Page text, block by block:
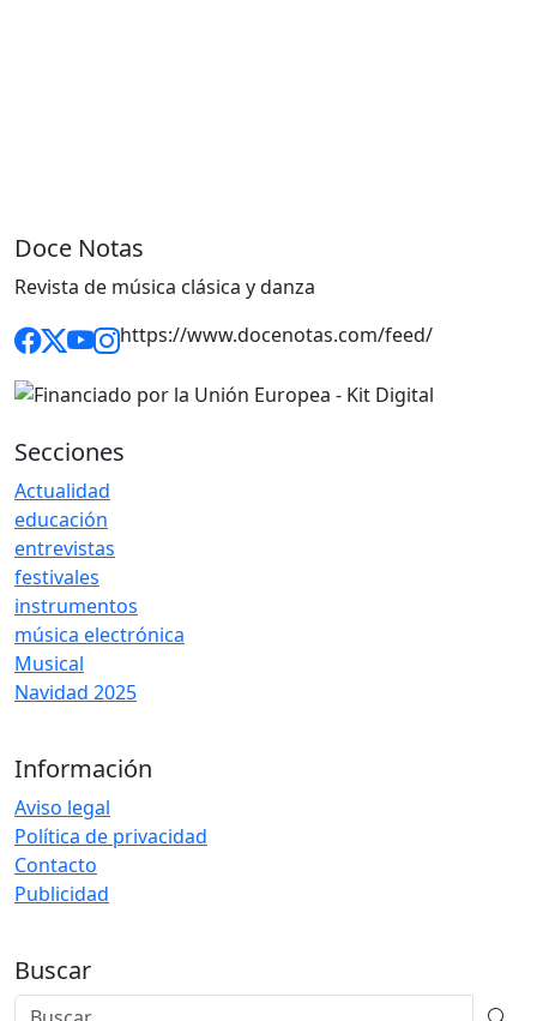
Doce Notas
Revista de música clásica y danza
https://www.docenotas.com/feed/
Secciones
Actualidad
educación
entrevistas
festivales
instrumentos
música electrónica
Musical
Navidad 2025
Información
Aviso legal
Política de privacidad
Contacto
Publicidad
Buscar